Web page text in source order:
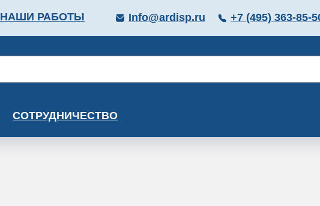
НАШИ РАБОТЫ +7 (495) 363-85-
Info@ardisp.ru
СОТРУДНИЧЕСТВО